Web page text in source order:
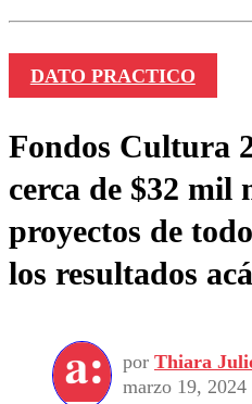
DATO PRACTICO
Fondos Cultura
cerca de $32 mil
proyectos de
los resultados acá
por Thiara
marzo 19, 2024